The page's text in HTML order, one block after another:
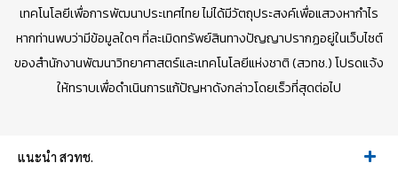
เทคโนโลยีเพื่อการพัฒนาประเทศไทย ไม่ได้มีวัตถุประสงค์เพื่อแสวงหากำไร
หากท่านพบว่ามีข้อมูลใดๆ ที่ละเมิดทรัพย์สินทางปัญญาปรากฏอยู่ในเว็บไซต์
ของสำนักงานพัฒนาวิทยาศาสตร์และเทคโนโลยีแห่งชาติ (สวทช.) โปรดแจ้ง
ให้ทราบเพื่อดำเนินการแก้ปัญหาดังกล่าวโดยเร็วที่สุดต่อไป
แนะนำ สวทช.